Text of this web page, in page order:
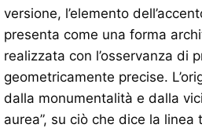
versione, l’elemento
presenta come una forma
realizzata con l’osservanza di
geometricamente precise.
dalla monumentalità e dalla
aurea”, su ciò che dice la